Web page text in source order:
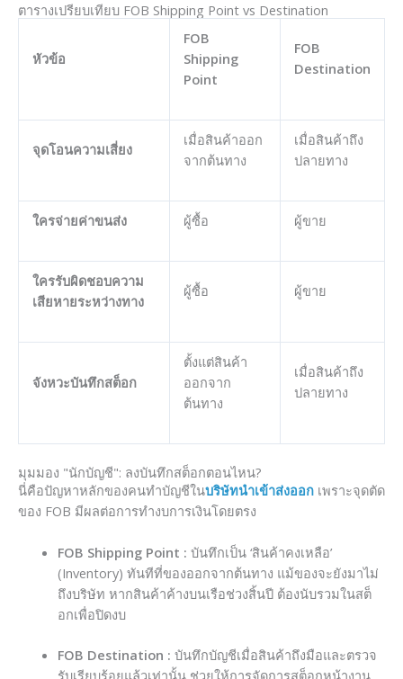
ตารางเปรียบเทียบ FOB Shipping Point vs Destination
หัวข้อ
FOB
Shipping
Point
FOB
Destination
จุดโอนความเสี่ยง
เมื่อสินค้าออก
จากต้นทาง
เมื่อสินค้าถึง
ปลายทาง
ใครจ่ายค่าขนส่ง ผู้ซื้อ ผู้ขาย
ใครรับผิดชอบความ
เสียหายระหว่างทาง
ผู้ซื้อ ผู้ขาย
จังหวะบันทึกสต็อก
ตั้งแต่สินค้า
ออกจาก
ต้นทาง
เมื่อสินค้าถึง
ปลายทาง
มุมมอง "นักบัญชี": ลงบันทึกสต็อกตอนไหน?
นี่คือปัญหาหลักของคนทำบัญชีในบริษัทนำเข้าส่งออก เพราะจุดตัด
ของ FOB มีผลต่อการทำงบการเงินโดยตรง
FOB Shipping Point : บันทึกเป็น ‘สินค้าคงเหลือ’
(Inventory) ทันทีที่ของออกจากต้นทาง แม้ของจะยังมาไม่
ถึงบริษัท หากสินค้าค้างบนเรือช่วงสิ้นปี ต้องนับรวมในสต็
อกเพื่อปิดงบ
FOB Destination : บันทึกบัญชีเมื่อสินค้าถึงมือและตรวจ